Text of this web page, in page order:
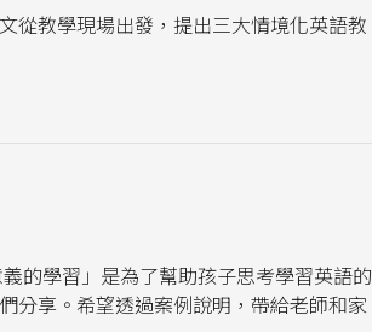
從教學現場出發，提出三大情境化英語教
的學習」是為了幫助孩子思考學習英語的
分享。希望透過案例說明，帶給老師和家